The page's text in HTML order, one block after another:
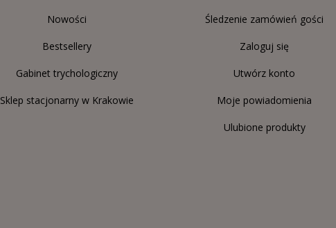
Nowości
Bestsellery
Gabinet trychologiczny
Sklep stacjonarny w Krakowie
Śledzenie zamówień gości
Zaloguj się
Utwórz konto
Moje powiadomienia
Ulubione produkty